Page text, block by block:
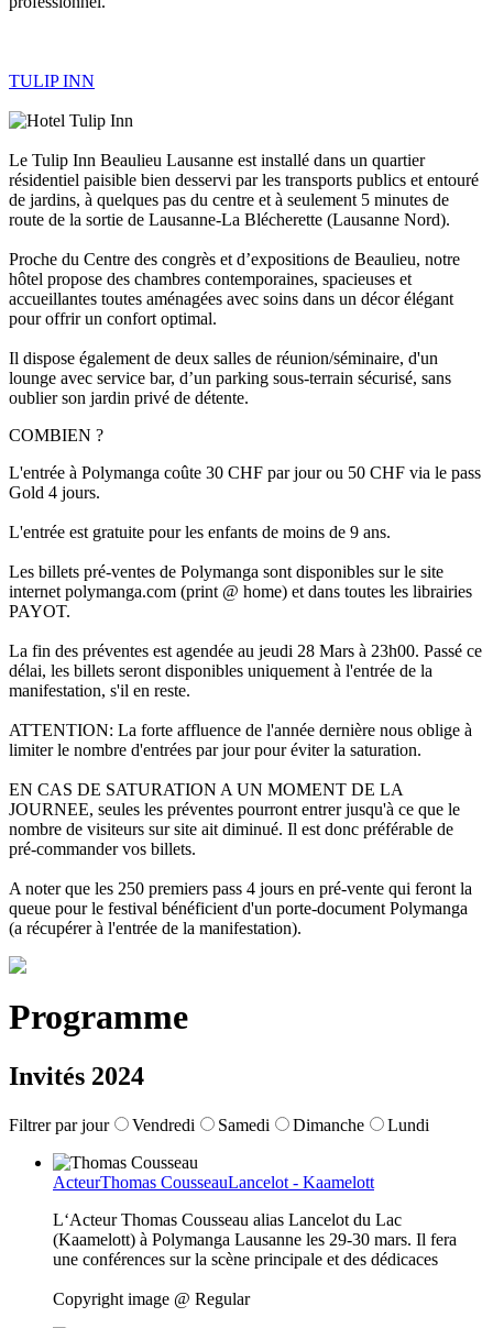
TULIP INN
Le Tulip Inn Beaulieu Lausanne est installé dans un quartier
résidentiel paisible bien desservi par les transports publics et entouré
de jardins, à quelques pas du centre et à seulement 5 minutes de
route de la sortie de Lausanne-La Blécherette (Lausanne Nord).
Proche du Centre des congrès et d’expositions de Beaulieu, notre
hôtel propose des chambres contemporaines, spacieuses et
accueillantes toutes aménagées avec soins dans un décor élégant
pour offrir un confort optimal.
Il dispose également de deux salles de réunion/séminaire, d'un
lounge avec service bar, d’un parking sous-terrain sécurisé, sans
oublier son jardin privé de détente.
COMBIEN ?
L'entrée à Polymanga coûte 30 CHF par jour ou 50 CHF via le pass
Gold 4 jours.
L'entrée est gratuite pour les enfants de moins de 9 ans.
Les billets pré-ventes de Polymanga sont disponibles sur le site
internet polymanga.com (print @ home) et dans toutes les librairies
PAYOT.
La fin des préventes est agendée au jeudi 28 Mars à 23h00. Passé ce
délai, les billets seront disponibles uniquement à l'entrée de la
manifestation, s'il en reste.
ATTENTION: La forte affluence de l'année dernière nous oblige à
limiter le nombre d'entrées par jour pour éviter la saturation.
EN CAS DE SATURATION A UN MOMENT DE LA
JOURNEE, seules les préventes pourront entrer jusqu'à ce que le
nombre de visiteurs sur site ait diminué. Il est donc préférable de
pré-commander vos billets.
A noter que les 250 premiers pass 4 jours en pré-vente qui feront la
queue pour le festival bénéficient d'un porte-document Polymanga
(a récupérer à l'entrée de la manifestation).
Programme
Invités 2024
Filtrer par jour Vendredi Samedi Dimanche Lundi
ActeurThomas CousseauLancelot - Kaamelott
L‘Acteur Thomas Cousseau alias Lancelot du Lac
(Kaamelott) à Polymanga Lausanne les 29-30 mars. Il fera
une conférences sur la scène principale et des dédicaces
Copyright image @ Regular